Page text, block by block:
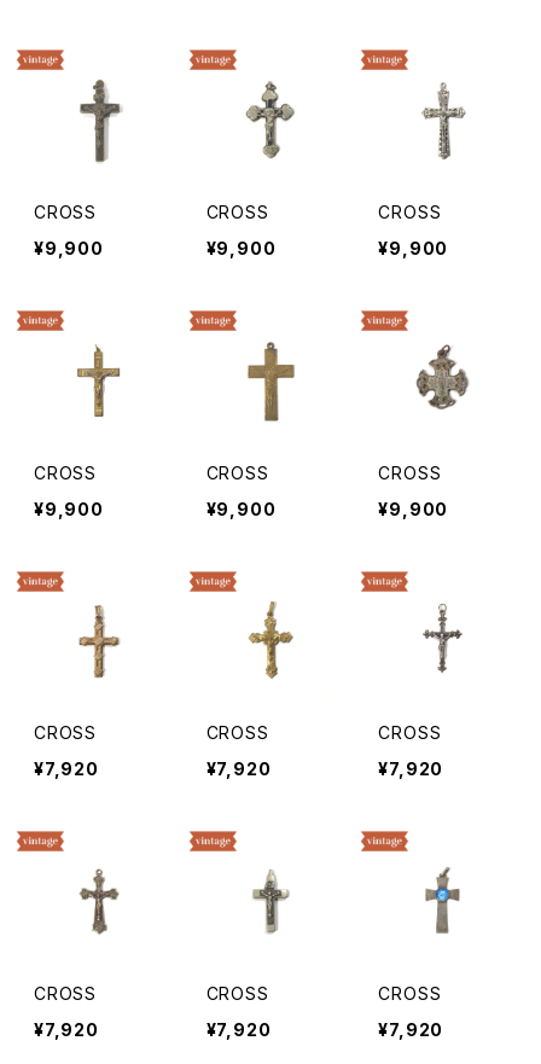
CROSS
¥9,900
CROSS
¥9,900
CROSS
¥9,900
CROSS
¥9,900
CROSS
¥9,900
CROSS
¥9,900
CROSS
¥7,920
CROSS
¥7,920
CROSS
¥7,920
CROSS
¥7,920
CROSS
¥7,920
CROSS
¥7,920